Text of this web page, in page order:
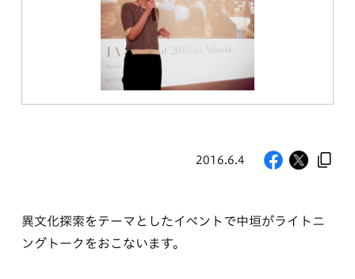
2016.6.4
異文化探索をテーマとしたイベントで中垣がライトニ
ングトークをおこないます。